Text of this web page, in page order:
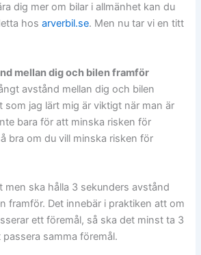
dig mer om bilar i allmänhet kan du
hosarverbil.se. Men nu tar vi en titt
mellan dig och bilen framför
avstånd mellan dig och bilen
som jag lärt mig är viktigt när man är
bara för att minska risken för
bra om du vill minska risken för
men ska hålla 3 sekunders avstånd
framför. Det innebär i praktiken att om
ett föremål, så ska det minst ta 3
samma föremål.